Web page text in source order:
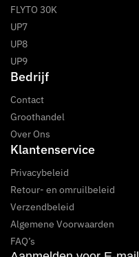
FLYTO 30K
UP7
UP8
UP9
Bedrijf
Contact
Groothandel
Over Ons
Klantenservice
Privacybeleid
Retour- en omruilbeleid
Verzendbeleid
Algemene Voorwaarden
FAQ’s